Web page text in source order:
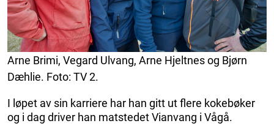
Arne Brimi, Vegard Ulvang, Arne Hjeltnes og Bjørn
Dæhlie. Foto: TV 2.
I løpet av sin karriere har han gitt ut flere kokebøker
og i dag driver han matstedet Vianvang i Vågå.